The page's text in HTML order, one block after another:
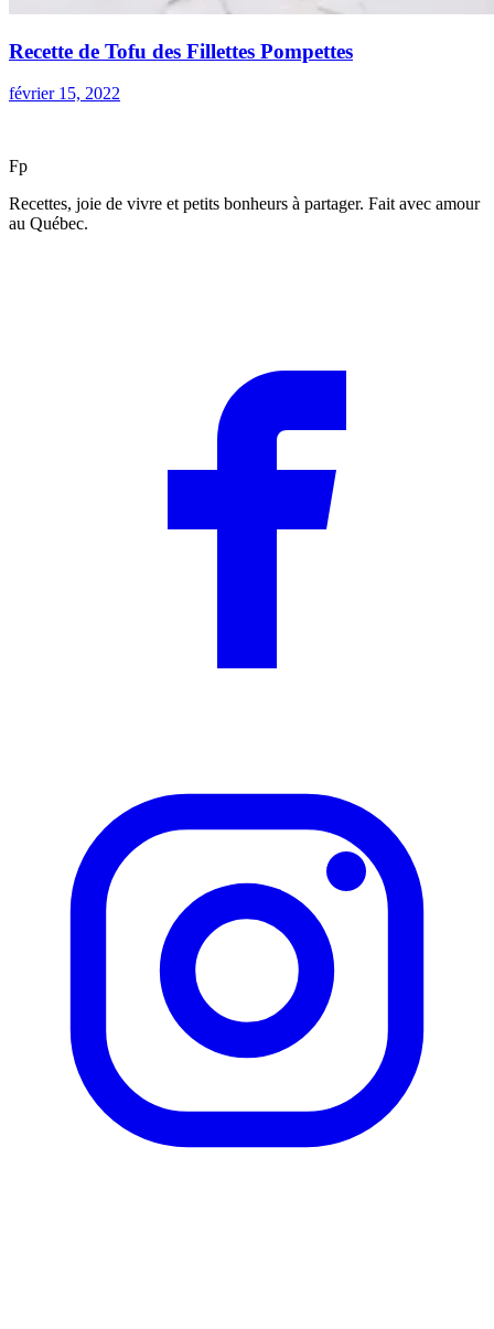
Recette de Tofu des Fillettes Pompettes
février 15, 2022
Fp
Recettes, joie de vivre et petits bonheurs à partager. Fait avec amour
au Québec.